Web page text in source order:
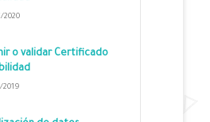
2020
o validar Certificado
2019